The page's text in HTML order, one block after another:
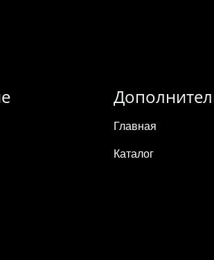
Главная
Каталог